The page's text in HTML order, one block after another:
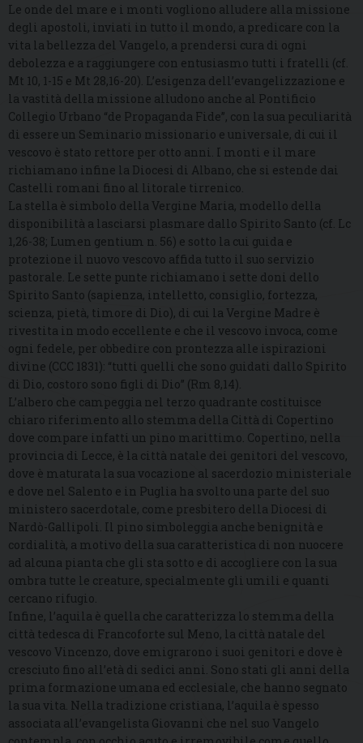
Le onde del mare e i monti vogliono alludere alla missione
degli apostoli, inviati in tutto il mondo, a predicare con la
vita la bellezza del Vangelo, a prendersi cura di ogni
debolezza e a raggiungere con entusiasmo tutti i fratelli (cf.
Mt 10, 1-15 e Mt 28,16-20). L’esigenza dell’evangelizzazione e
la vastità della missione alludono anche al Pontificio
Collegio Urbano “de Propaganda Fide”, con la sua peculiarità
di essere un Seminario missionario e universale, di cui il
vescovo è stato rettore per otto anni. I monti e il mare
richiamano infine la Diocesi di Albano, che si estende dai
Castelli romani fino al litorale tirrenico.
La stella è simbolo della Vergine Maria, modello della
disponibilità a lasciarsi plasmare dallo Spirito Santo (cf. Lc
1,26-38; Lumen gentium n. 56) e sotto la cui guida e
protezione il nuovo vescovo affida tutto il suo servizio
pastorale. Le sette punte richiamano i sette doni dello
Spirito Santo (sapienza, intelletto, consiglio, fortezza,
scienza, pietà, timore di Dio), di cui la Vergine Madre è
rivestita in modo eccellente e che il vescovo invoca, come
ogni fedele, per obbedire con prontezza alle ispirazioni
divine (CCC 1831): “tutti quelli che sono guidati dallo Spirito
di Dio, costoro sono figli di Dio” (Rm 8,14).
L’albero che campeggia nel terzo quadrante costituisce
chiaro riferimento allo stemma della Città di Copertino
dove compare infatti un pino marittimo. Copertino, nella
provincia di Lecce, è la città natale dei genitori del vescovo,
dove è maturata la sua vocazione al sacerdozio ministeriale
e dove nel Salento e in Puglia ha svolto una parte del suo
ministero sacerdotale, come presbitero della Diocesi di
Nardò-Gallipoli. Il pino simboleggia anche benignità e
cordialità, a motivo della sua caratteristica di non nuocere
ad alcuna pianta che gli sta sotto e di accogliere con la sua
ombra tutte le creature, specialmente gli umili e quanti
cercano rifugio.
Infine, l’aquila è quella che caratterizza lo stemma della
città tedesca di Francoforte sul Meno, la città natale del
vescovo Vincenzo, dove emigrarono i suoi genitori e dove è
cresciuto fino all’età di sedici anni. Sono stati gli anni della
prima formazione umana ed ecclesiale, che hanno segnato
la sua vita. Nella tradizione cristiana, l’aquila è spesso
associata all’evangelista Giovanni che nel suo Vangelo